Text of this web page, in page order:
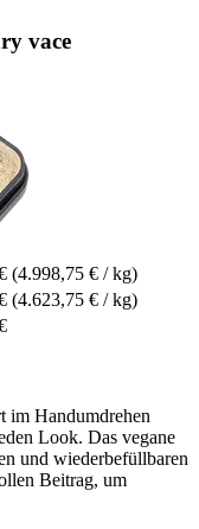
vace
(4.998,75 € / kg)
(4.623,75 € / kg)
im Handumdrehen
Look. Das vegane
und wiederbefüllbaren
Beitrag, um